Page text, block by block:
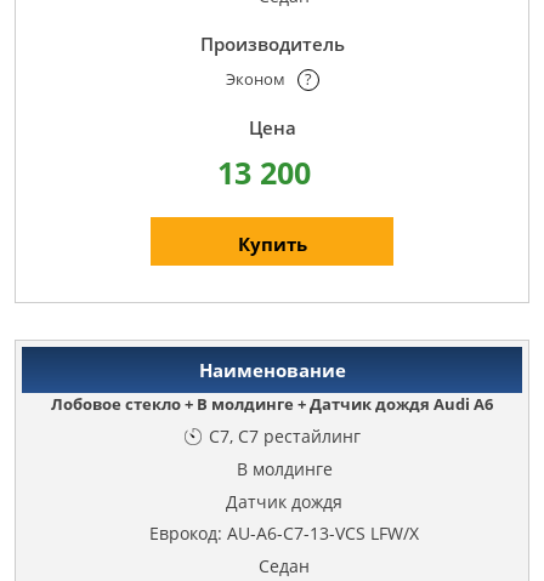
Эконом ?
13 200
Купить
Лобовое стекло + В молдинге + Датчик дождя Audi A6
C7, C7 рестайлинг
В молдинге
Датчик дождя
Еврокод: AU-A6-C7-13-VCS LFW/X
Седан